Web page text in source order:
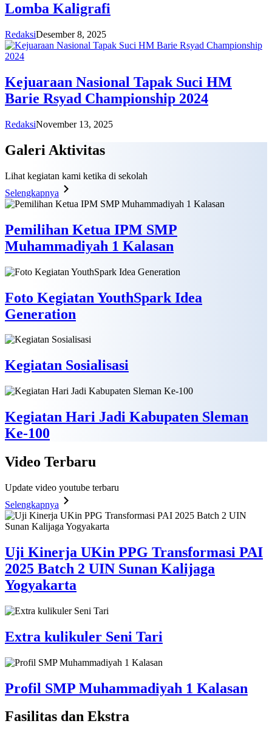
Lomba Kaligrafi
RedaksiDesember 8, 2025
Kejuaraan Nasional Tapak Suci HM
Barie Rsyad Championship 2024
RedaksiNovember 13, 2025
Galeri Aktivitas
Lihat kegiatan kami ketika di sekolah
Selengkapnya
Pemilihan Ketua IPM SMP
Muhammadiyah 1 Kalasan
Foto Kegiatan YouthSpark Idea
Generation
Kegiatan Sosialisasi
Kegiatan Hari Jadi Kabupaten Sleman
Ke-100
Video Terbaru
Update video youtube terbaru
Selengkapnya
Uji Kinerja UKin PPG Transformasi PAI
2025 Batch 2 UIN Sunan Kalijaga
Yogyakarta
Extra kulikuler Seni Tari
Profil SMP Muhammadiyah 1 Kalasan
Fasilitas dan Ekstra